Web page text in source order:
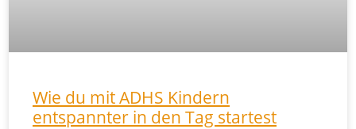
Wie du mit ADHS Kindern
entspannter in den Tag startest